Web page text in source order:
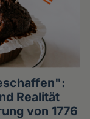
Realität
von 1776